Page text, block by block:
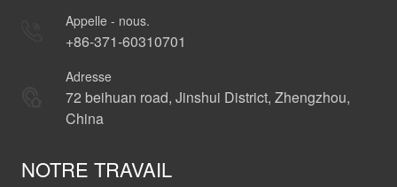
Appelle - nous.
+86-371-60310701
Adresse
72 beihuan road, Jinshui District, Zhengzhou,
China
NOTRE TRAVAIL